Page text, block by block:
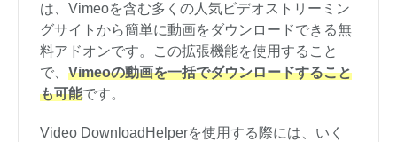
は、Vimeoを含む多くの人気ビデオストリーミン
グサイトから簡単に動画をダウンロードできる無
料アドオンです。この拡張機能を使用すること
で、 Vimeoの動画を一括でダウンロードすること
も可能です。
Video DownloadHelperを使用する際には、いく